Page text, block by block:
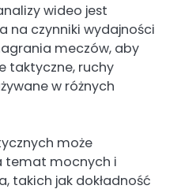
wideo jest
na czynniki wydajności
meczów, aby
taktyczne, ruchy
w różnych
może
temat mocnych i
takich jak dokładność